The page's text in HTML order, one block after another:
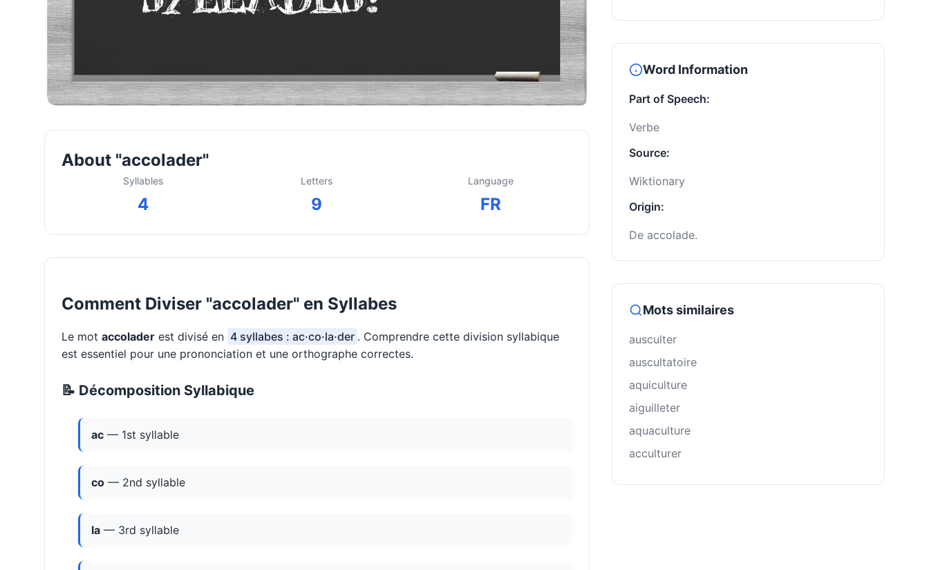
About "accolader"
Syllables
4
Letters
9
Language
FR
Comment Diviser "accolader" en Syllabes
Le mot accolader est divisé en 4 syllabes : ac·co·la·der . Comprendre cette division syllabique
est essentiel pour une prononciation et une orthographe correctes.
📝 Décomposition Syllabique
ac — 1st syllable
co — 2nd syllable
la — 3rd syllable
Word Information
Part of Speech:
Verbe
Source:
Wiktionary
Origin:
De accolade.
Mots similaires
ausculter
auscultatoire
aquiculture
aiguilleter
aquaculture
acculturer